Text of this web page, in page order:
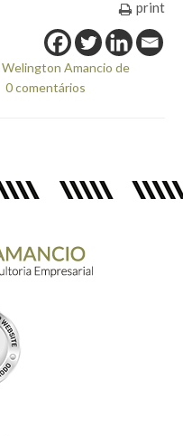
print
Welington Amancio de
0 comentários